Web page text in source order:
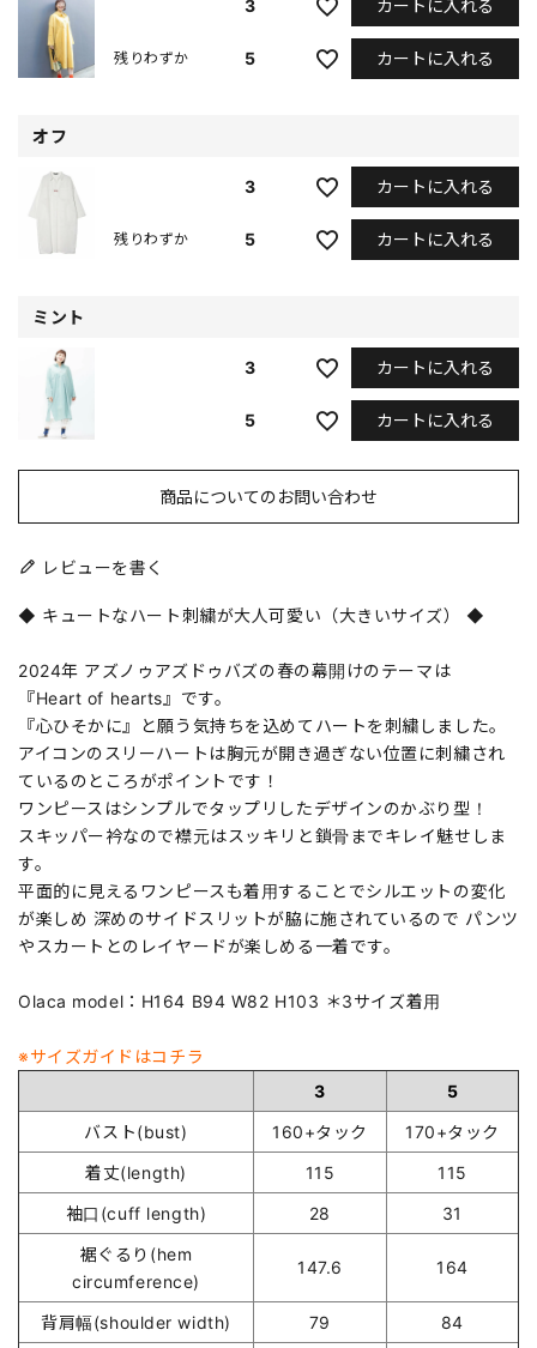
3 カートに入れる
5
残りわずか カートに入れる
オフ
3 カートに入れる
5
残りわずか カートに入れる
ミント
3 カートに入れる
5 カートに入れる
商品についてのお問い合わせ
レビューを書く
◆ キュートなハート刺繍が大人可愛い（大きいサイズ） ◆
2024年 アズノゥアズドゥバズの春の幕開けのテーマは
『Heart of hearts』です。
『心ひそかに』と願う気持ちを込めてハートを刺繍しました。
アイコンのスリーハートは胸元が開き過ぎない位置に刺繍され
ているのところがポイントです！
ワンピースはシンプルでタップリしたデザインのかぶり型！
スキッパー衿なので襟元はスッキリと鎖骨までキレイ魅せしま
す。
平面的に見えるワンピースも着用することでシルエットの変化
が楽しめ 深めのサイドスリットが脇に施されているので パンツ
やスカートとのレイヤードが楽しめる一着です。
Olaca model：H164 B94 W82 H103 ＊3サイズ着用
※サイズガイドはコチラ
3
5
バスト(bust)
160+タック
170+タック
着丈(length)
115
115
袖口(cuff length)
28
31
裾ぐるり(hem
circumference)
147.6 164
背肩幅(shoulder width) 79 84